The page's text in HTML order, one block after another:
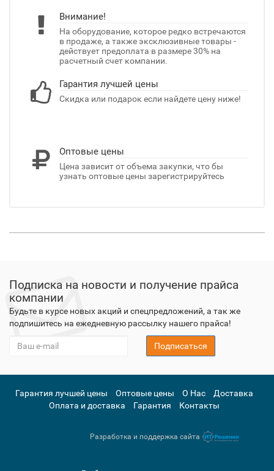
Внимание!
На оборудование, которое редко встречаются
в продаже, а также эксклюзивные товары -
действует предоплата в размере 30% на
расчетный счет компании.
Гарантия лучшей цены
Скидка или подарок если найдете цену ниже!
Оптовые цены
Цена зависит от объема закупки, что бы
узнать оптовые цены зарегистрируйтесь
Подписка на новости и получение прайса
компании
Будьте в курсе новых акций и спецпредложений, а так же
подпишитесь на ежедневную рассылку нашего прайса!
Подписаться
Гарантия лучшей цены Оптовые цены О Нас
Доставка
Оплата и доставка
Гарантия Контакты
Разработка и поддержка сайта